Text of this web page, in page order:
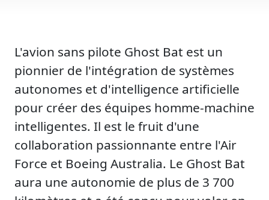
L'avion sans pilote Ghost Bat est un
pionnier de l'intégration de systèmes
autonomes et d'intelligence artificielle
pour créer des équipes homme-machine
intelligentes. Il est le fruit d'une
collaboration passionnante entre l'Air
Force et Boeing Australia. Le Ghost Bat
aura une autonomie de plus de 3 700